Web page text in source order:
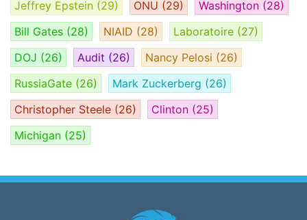
Jeffrey Epstein (29) ONU (29) Washington (28)
Bill Gates (28) NIAID (28) Laboratoire (27)
DOJ (26) Audit (26) Nancy Pelosi (26)
RussiaGate (26) Mark Zuckerberg (26)
Christopher Steele (26) Clinton (25)
Michigan (25)